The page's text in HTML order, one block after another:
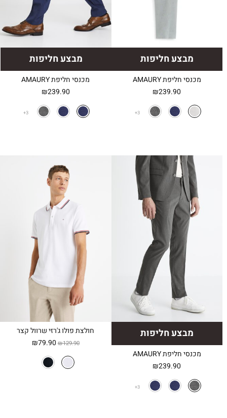
מבצע חליפות
מכנסי חליפת AMAURY
₪239.90
3
מבצע חליפות
מכנסי חליפת AMAURY
₪239.90
3
מבצע חליפות
מכנסי חליפת AMAURY
₪239.90
3
חולצת פולו ג'רזי שרוול קצר
₪129.90
המחיר
המקורי
היה:
₪79.90